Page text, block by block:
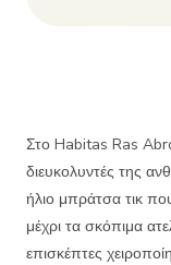
Στο Habitas Ras
διευκολυντές της
ήλιο μπράτσα τικ
μέχρι τα σκόπιμα
επισκέπτες